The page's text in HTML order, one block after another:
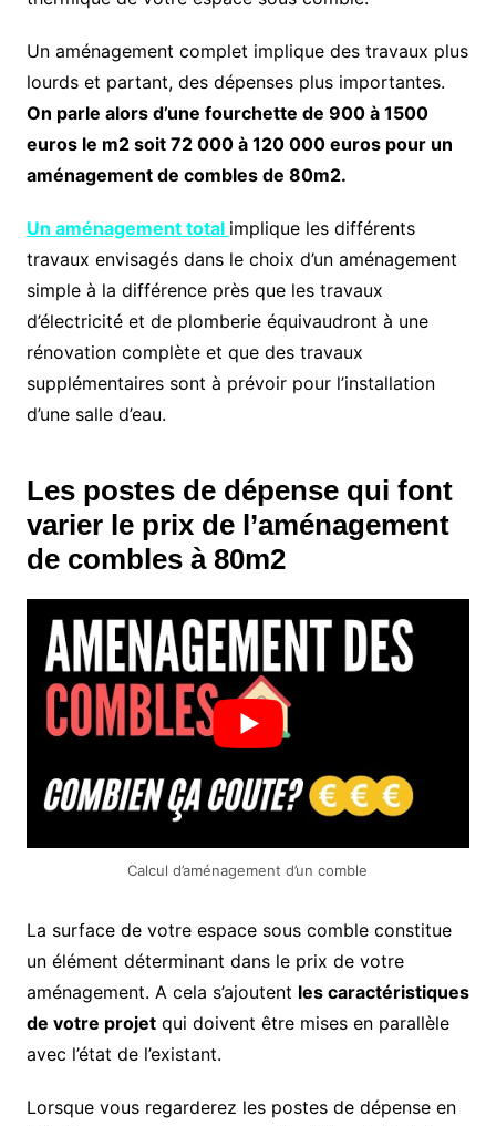
Un aménagement complet implique des travaux plus
lourds et partant, des dépenses plus importantes.
On parle alors d’une fourchette de 900 à 1500
euros le m2 soit 72 000 à 120 000 euros pour un
aménagement de combles de 80m2.
Un aménagement total implique les différents
travaux envisagés dans le choix d’un aménagement
simple à la différence près que les travaux
d’électricité et de plomberie équivaudront à une
rénovation complète et que des travaux
supplémentaires sont à prévoir pour l’installation
d’une salle d’eau.
Les postes de dépense qui font
varier le prix de l’aménagement
de combles à 80m2
Calcul d’aménagement d’un comble
La surface de votre espace sous comble constitue
un élément déterminant dans le prix de votre
aménagement. A cela s’ajoutent les caractéristiques
de votre projetqui doivent être mises en parallèle
avec l’état de l’existant.
Lorsque vous regarderez les postes de dépense en